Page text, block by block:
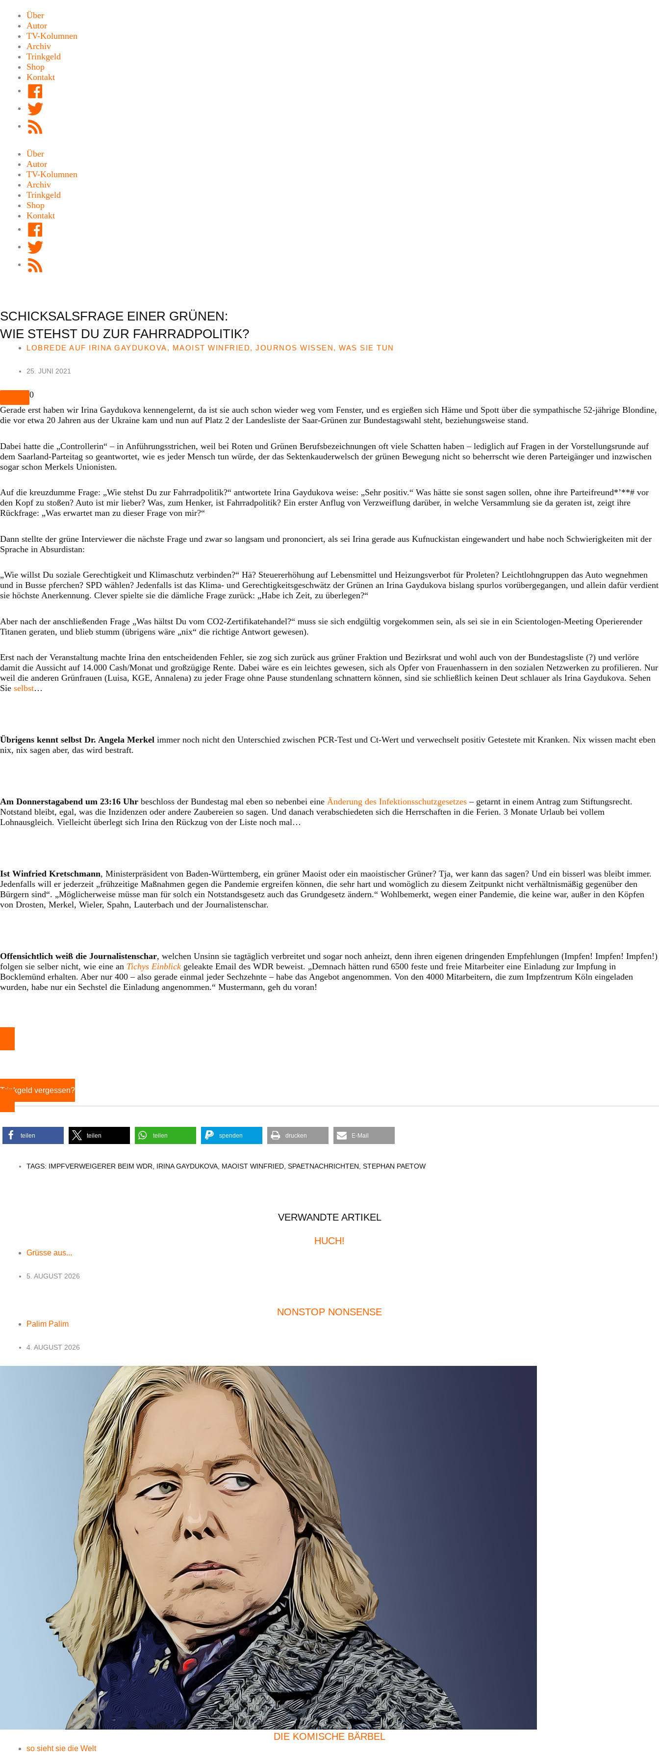
Inhalt
springen
Über
Autor
TV-Kolumnen
Archiv
Trinkgeld
Shop
Kontakt
Über
Autor
TV-Kolumnen
Archiv
Trinkgeld
Shop
Kontakt
SCHICKSALSFRAGE EINER GRÜNEN:
WIE STEHST DU ZUR FAHRRADPOLITIK?
LOBREDE AUF IRINA GAYDUKOVA, MAOIST WINFRIED, JOURNOS WISSEN, WAS SIE TUN
25. JUNI 2021
0
Gerade erst haben wir Irina Gaydukova kennengelernt, da ist sie auch schon wieder weg vom Fenster, und es ergießen sich Häme und Spott über die sympathische 52-jährige Blondine,
die vor etwa 20 Jahren aus der Ukraine kam und nun auf Platz 2 der Landesliste der Saar-Grünen zur Bundestagswahl steht, beziehungsweise stand.
Dabei hatte die „Controllerin“ – in Anführungsstrichen, weil bei Roten und Grünen Berufsbezeichnungen oft viele Schatten haben – lediglich auf Fragen in der Vorstellungsrunde auf
dem Saarland-Parteitag so geantwortet, wie es jeder Mensch tun würde, der das Sektenkauderwelsch der grünen Bewegung nicht so beherrscht wie deren Parteigänger und inzwischen
sogar schon Merkels Unionisten.
Auf die kreuzdumme Frage: „Wie stehst Du zur Fahrradpolitik?“ antwortete Irina Gaydukova weise: „Sehr positiv.“ Was hätte sie sonst sagen sollen, ohne ihre Parteifreund*’**# vor
den Kopf zu stoßen? Auto ist mir lieber? Was, zum Henker, ist Fahrradpolitik? Ein erster Anflug von Verzweiflung darüber, in welche Versammlung sie da geraten ist, zeigt ihre
Rückfrage: „Was erwartet man zu dieser Frage von mir?“
Dann stellte der grüne Interviewer die nächste Frage und zwar so langsam und prononciert, als sei Irina gerade aus Kufnuckistan eingewandert und habe noch Schwierigkeiten mit der
Sprache in Absurdistan:
„Wie willst Du soziale Gerechtigkeit und Klimaschutz verbinden?“ Hä? Steuererhöhung auf Lebensmittel und Heizungsverbot für Proleten? Leichtlohngruppen das Auto wegnehmen
und in Busse pferchen? SPD wählen? Jedenfalls ist das Klima- und Gerechtigkeitsgeschwätz der Grünen an Irina Gaydukova bislang spurlos vorübergegangen, und allein dafür verdient
sie höchste Anerkennung. Clever spielte sie die dämliche Frage zurück: „Habe ich Zeit, zu überlegen?“
Aber nach der anschließenden Frage „Was hältst Du vom CO2-Zertifikatehandel?“ muss sie sich endgültig vorgekommen sein, als sei sie in ein Scientologen-Meeting Operierender
Titanen geraten, und blieb stumm (übrigens wäre „nix“ die richtige Antwort gewesen).
Erst nach der Veranstaltung machte Irina den entscheidenden Fehler, sie zog sich zurück aus grüner Fraktion und Bezirksrat und wohl auch von der Bundestagsliste (?) und verlöre
damit die Aussicht auf 14.000 Cash/Monat und großzügige Rente. Dabei wäre es ein leichtes gewesen, sich als Opfer von Frauenhassern in den sozialen Netzwerken zu profilieren. Nur
weil die anderen Grünfrauen (Luisa, KGE, Annalena) zu jeder Frage ohne Pause stundenlang schnattern können, sind sie schließlich keinen Deut schlauer als Irina Gaydukova. Sehen
Sie selbst…
Übrigens kennt selbst Dr. Angela Merkel immer noch nicht den Unterschied zwischen PCR-Test und Ct-Wert und verwechselt positiv Getestete mit Kranken. Nix wissen macht eben
nix, nix sagen aber, das wird bestraft.
Am Donnerstagabend um 23:16 Uhr beschloss der Bundestag mal eben so nebenbei eine Änderung des Infektionsschutzgesetzes – getarnt in einem Antrag zum Stiftungsrecht.
Notstand bleibt, egal, was die Inzidenzen oder andere Zaubereien so sagen. Und danach verabschiedeten sich die Herrschaften in die Ferien. 3 Monate Urlaub bei vollem
Lohnausgleich. Vielleicht überlegt sich Irina den Rückzug von der Liste noch mal…
Ist Winfried Kretschmann, Ministerpräsident von Baden-Württemberg, ein grüner Maoist oder ein maoistischer Grüner? Tja, wer kann das sagen? Und ein bisserl was bleibt immer.
Jedenfalls will er jederzeit „frühzeitige Maßnahmen gegen die Pandemie ergreifen können, die sehr hart und womöglich zu diesem Zeitpunkt nicht verhältnismäßig gegenüber den
Bürgern sind“. „Möglicherweise müsse man für solch ein Notstandsgesetz auch das Grundgesetz ändern.“ Wohlbemerkt, wegen einer Pandemie, die keine war, außer in den Köpfen
von Drosten, Merkel, Wieler, Spahn, Lauterbach und der Journalistenschar.
Offensichtlich weiß die Journalistenschar, welchen Unsinn sie tagtäglich verbreitet und sogar noch anheizt, denn ihren eigenen dringenden Empfehlungen (Impfen! Impfen! Impfen!)
folgen sie selber nicht, wie eine an Tichys Einblick geleakte Email des WDR beweist. „Demnach hätten rund 6500 feste und freie Mitarbeiter eine Einladung zur Impfung in
Bocklemünd erhalten. Aber nur 400 – also gerade einmal jeder Sechzehnte – habe das Angebot angenommen. Von den 4000 Mitarbeitern, die zum Impfzentrum Köln eingeladen
wurden, habe nur ein Sechstel die Einladung angenommen.“ Mustermann, geh du voran!
Trinkgeld vergessen?
teilen teilen teilen spenden drucken E-Mail
TAGS: IMPFVERWEIGERER BEIM WDR IRINA GAYDUKOVA MAOIST WINFRIED SPAETNACHRICHTEN STEPHAN PAETOW
VERWANDTE ARTIKEL
HUCH!
Grüsse aus...
5. AUGUST 2026
NONSTOP NONSENSE
Palim Palim
4. AUGUST 2026
DIE KOMISCHE BÄRBEL
so sieht sie die Welt